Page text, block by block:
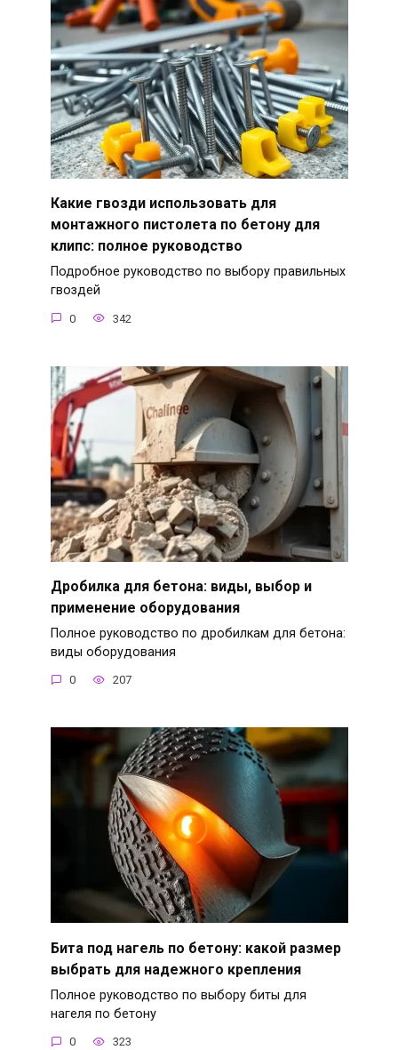
Какие гвозди использовать для
монтажного пистолета по бетону для
клипс: полное руководство
Подробное руководство по выбору правильных
гвоздей
0 342
Дробилка для бетона: виды, выбор и
применение оборудования
Полное руководство по дробилкам для бетона:
виды оборудования
0 207
Бита под нагель по бетону: какой размер
выбрать для надежного крепления
Полное руководство по выбору биты для
нагеля по бетону
0 323